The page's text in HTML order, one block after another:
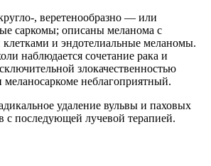
, веретенообразно — или
саркомы; описаны меланома с
и эндотелиальные меланомы.
наблюдается сочетание рака и
злокачественностью
меланосаркоме неблагоприятный.
удаление вульвы и паховых
с последующей лучевой терапией.